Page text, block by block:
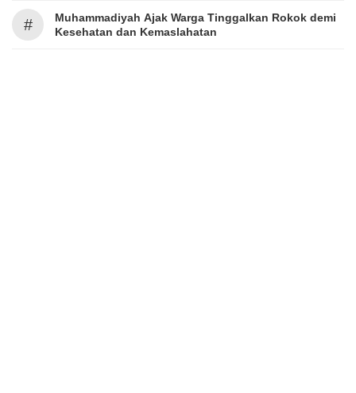
#
Muhammadiyah Ajak Warga Tinggalkan Rokok demi
Kesehatan dan Kemaslahatan